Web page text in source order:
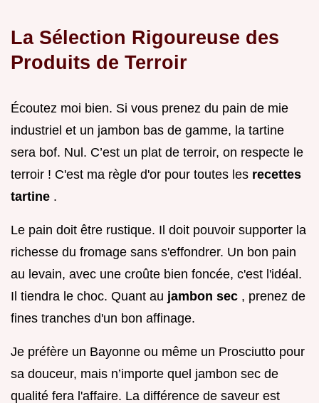
La Sélection Rigoureuse des
Produits de Terroir
Écoutez moi bien. Si vous prenez du pain de mie
industriel et un jambon bas de gamme, la tartine
sera bof. Nul. C’est un plat de terroir, on respecte le
terroir ! C'est ma règle d'or pour toutes les recettes
tartine .
Le pain doit être rustique. Il doit pouvoir supporter la
richesse du fromage sans s'effondrer. Un bon pain
au levain, avec une croûte bien foncée, c'est l'idéal.
Il tiendra le choc. Quant au jambon sec , prenez de
fines tranches d'un bon affinage.
Je préfère un Bayonne ou même un Prosciutto pour
sa douceur, mais n’importe quel jambon sec de
qualité fera l'affaire. La différence de saveur est